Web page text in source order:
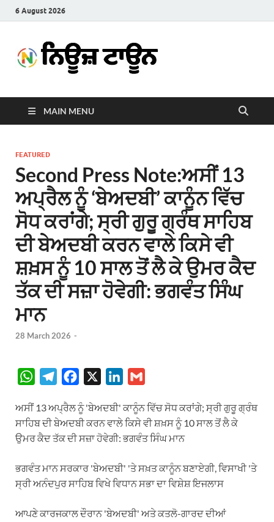
6 August 2026
Town
MAIN MENU
FEATURED
Second Press Note:ਅਸੀਂ 13
ਅਪ੍ਰੈਲ ਨੂੰ ‘ਬੇਅਦਬੀ’ ਕਾਨੂੰਨ ਵਿੱਚ
ਸੋਧ ਕਰਾਂਗੇ; ਸ੍ਰੀ ਗੁਰੂ ਗ੍ਰੰਥ ਸਾਹਿਬ
ਦੀ ਬੇਅਦਬੀ ਕਰਨ ਵਾਲੇ ਕਿਸੇ ਵੀ
ਸ਼ਖ਼ਸ ਨੂੰ 10 ਸਾਲ ਤੋਂ ਲੈ ਕੇ ਉਮਰ ਕੈਦ
ਤੱਕ ਦੀ ਸਜ਼ਾ ਹੋਵੇਗੀ: ਭਗਵੰਤ ਸਿੰਘ
ਮਾਨ
28 March 2026 -
W
a
t
s
p
l
e
g
a
c
e
b
o
n
k
e
I
a
i
l
ਅਸੀਂ 13 ਅਪ੍ਰੈਲ ਨੂੰ 'ਬੇਅਦਬੀ' ਕਾਨੂੰਨ ਵਿੱਚ ਸੋਧ ਕਰਾਂਗੇ; ਸ੍ਰੀ ਗੁਰੂ ਗ੍ਰੰਥ
ਸਾਹਿਬ ਦੀ ਬੇਅਦਬੀ ਕਰਨ ਵਾਲੇ ਕਿਸੇ ਵੀ ਸ਼ਖ਼ਸ ਨੂੰ 10 ਸਾਲ ਤੋਂ ਲੈ ਕੇ
ਉਮਰ ਕੈਦ ਤੱਕ ਦੀ ਸਜ਼ਾ ਹੋਵੇਗੀ: ਭਗਵੰਤ ਸਿੰਘ ਮਾਨ
ਭਗਵੰਤ ਮਾਨ ਸਰਕਾਰ 'ਬੇਅਦਬੀ' 'ਤੇ ਸਖ਼ਤ ਕਾਨੂੰਨ ਬਣਾਏਗੀ, ਵਿਸਾਖੀ 'ਤੇ
ਸ੍ਰੀ ਅਨੰਦਪੁਰ ਸਾਹਿਬ ਵਿਖੇ ਵਿਧਾਨ ਸਭਾ ਦਾ ਵਿਸ਼ੇਸ਼ ਇਜਲਾਸ
ਆਪਣੇ ਕਾਰਜਕਾਲ ਦੌਰਾਨ 'ਬੇਅਦਬੀ' ਅਤੇ ਕਤਲੋ-ਗਾਰਦ ਦੀਆਂ